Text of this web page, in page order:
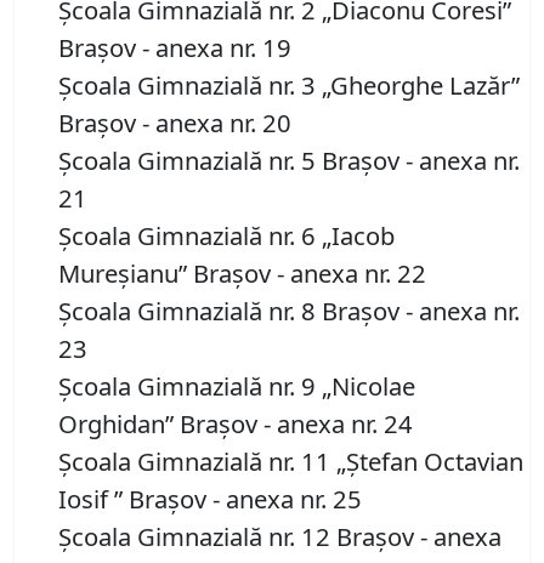
Şcoala Gimnazială nr. 2 „Diaconu Coresi”
Braşov - anexa nr. 19
Şcoala Gimnazială nr. 3 „Gheorghe Lazăr”
Braşov - anexa nr. 20
Şcoala Gimnazială nr. 5 Braşov - anexa nr.
21
Şcoala Gimnazială nr. 6 „Iacob
Mureşianu” Braşov - anexa nr. 22
Şcoala Gimnazială nr. 8 Braşov - anexa nr.
23
Şcoala Gimnazială nr. 9 „Nicolae
Orghidan” Braşov - anexa nr. 24
Şcoala Gimnazială nr. 11 „Ştefan Octavian
Iosif ” Braşov - anexa nr. 25
Şcoala Gimnazială nr. 12 Braşov - anexa